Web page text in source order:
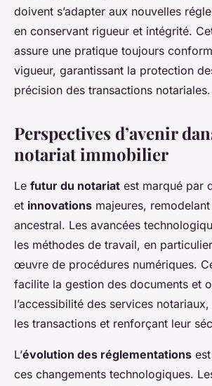
doivent s’adapter aux nouvelles
en conservant rigueur et intégrité.
assure une pratique toujours
vigueur, garantissant la protection
précision des transactions notariales.
Perspectives d’avenir
notariat immobilier
Le futur du notariat est marqué par
et innovations majeures,
ancestral. Les avancées
les méthodes de travail, en
œuvre de procédures numériques.
facilite la gestion des documents et
l’accessibilité des services
les transactions et renforçant leur
L’évolution des réglementations
ces changements technologiques.